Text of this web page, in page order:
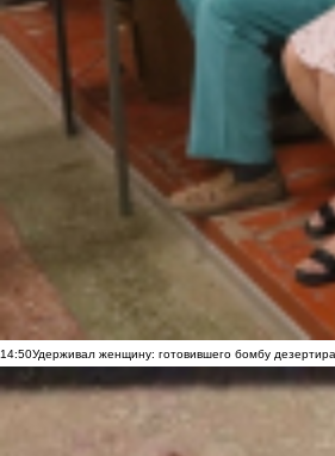
14:50Удерживал женщину: готовившего бомбу